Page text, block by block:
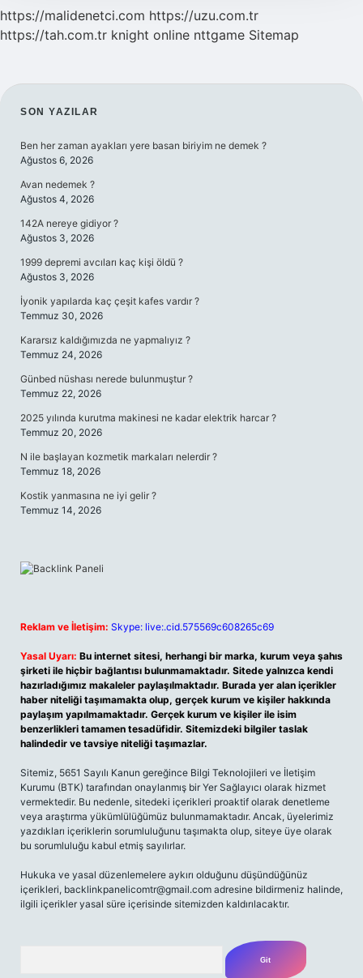
https://malidenetci.com https://uzu.com.tr
https://tah.com.tr knight online nttgame Sitemap
SIDEBAR
SON YAZILAR
Ben her zaman ayakları yere basan biriyim ne demek ?
Ağustos 6, 2026
Avan nedemek ?
Ağustos 4, 2026
142A nereye gidiyor ?
Ağustos 3, 2026
1999 depremi avcıları kaç kişi öldü ?
Ağustos 3, 2026
İyonik yapılarda kaç çeşit kafes vardır ?
Temmuz 30, 2026
Kararsız kaldığımızda ne yapmalıyız ?
Temmuz 24, 2026
Günbed nüshası nerede bulunmuştur ?
Temmuz 22, 2026
2025 yılında kurutma makinesi ne kadar elektrik harcar ?
Temmuz 20, 2026
N ile başlayan kozmetik markaları nelerdir ?
Temmuz 18, 2026
Kostik yanmasına ne iyi gelir ?
Temmuz 14, 2026
Reklam ve İletişim: Skype: live:.cid.575569c608265c69
Yasal Uyarı: Bu internet sitesi, herhangi bir marka, kurum veya şahıs
şirketi ile hiçbir bağlantısı bulunmamaktadır. Sitede yalnızca kendi
hazırladığımız makaleler paylaşılmaktadır. Burada yer alan içerikler
haber niteliği taşımamakta olup, gerçek kurum ve kişiler hakkında
paylaşım yapılmamaktadır. Gerçek kurum ve kişiler ile isim
benzerlikleri tamamen tesadüfidir. Sitemizdeki bilgiler taslak
halindedir ve tavsiye niteliği taşımazlar.
Sitemiz, 5651 Sayılı Kanun gereğince Bilgi Teknolojileri ve İletişim
Kurumu (BTK) tarafından onaylanmış bir Yer Sağlayıcı olarak hizmet
vermektedir. Bu nedenle, sitedeki içerikleri proaktif olarak denetleme
veya araştırma yükümlülüğümüz bulunmamaktadır. Ancak, üyelerimiz
yazdıkları içeriklerin sorumluluğunu taşımakta olup, siteye üye olarak
bu sorumluluğu kabul etmiş sayılırlar.
Hukuka ve yasal düzenlemelere aykırı olduğunu düşündüğünüz
içerikleri, backlinkpanelicomtr@gmail.com adresine bildirmeniz halinde,
ilgili içerikler yasal süre içerisinde sitemizden kaldırılacaktır.